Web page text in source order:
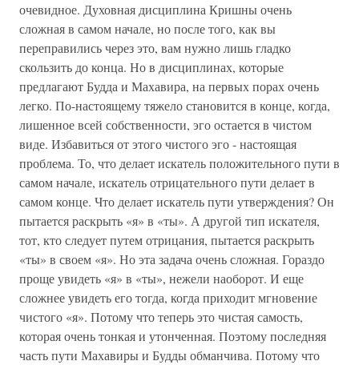
очевидное. Духовная дисциплина Кришны очень
сложная в самом начале, но после того, как вы
переправились через это, вам нужно лишь гладко
скользить до конца. Но в дисциплинах, которые
предлагают Будда и Махавира, на первых порах очень
легко. По-настоящему тяжело становится в конце, когда,
лишенное всей собственности, эго остается в чистом
виде. Избавиться от этого чистого эго - настоящая
проблема. То, что делает искатель положительного пути в
самом начале, искатель отрицательного пути делает в
самом конце. Что делает искатель пути утверждения? Он
пытается раскрыть «я» в «ты». А другой тип искателя,
тот, кто следует путем отрицания, пытается раскрыть
«ты» в своем «я». Но эта задача очень сложная. Гораздо
проще увидеть «я» в «ты», нежели наоборот. И еще
сложнее увидеть его тогда, когда приходит мгновение
чистого «я». Потому что теперь это чистая самость,
которая очень тонкая и утонченная. Поэтому последняя
часть пути Махавиры и Будды обманчива. Потому что